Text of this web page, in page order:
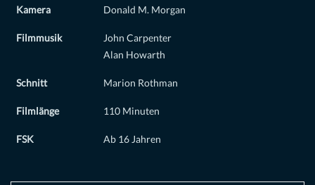
Kamera Donald M. Morgan
Filmmusik
John Carpenter
Alan Howarth
Schnitt Marion Rothman
Filmlänge 110 Minuten
FSK Ab 16 Jahren